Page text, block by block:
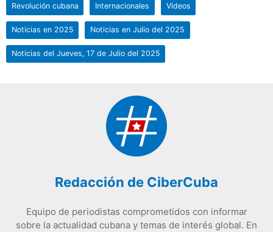
Revolución cubana Internacionales Videos
Noticias en 2025 Noticias en Julio del 2025
Noticias del Jueves, 17 de Julio del 2025
Redacción de CiberCuba
Equipo de periodistas comprometidos con informar
sobre la actualidad cubana y temas de interés global. En